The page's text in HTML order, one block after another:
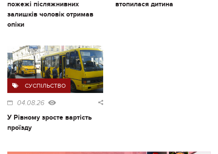
пожежі післяжнивних
залишків чоловік отримав
опіки
втопилася дитина
СУСПІЛЬСТВО
04.08.26
У Рівному зросте вартість
проїзду